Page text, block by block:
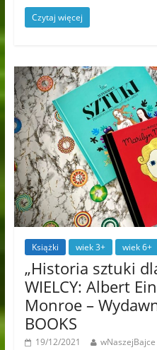
Czytaj więcej
Książki wiek 3+ wiek 6+
„Historia sztuki
WIELCY: Albert
Monroe –
BOOKS
19/12/2021 wNaszejBajce